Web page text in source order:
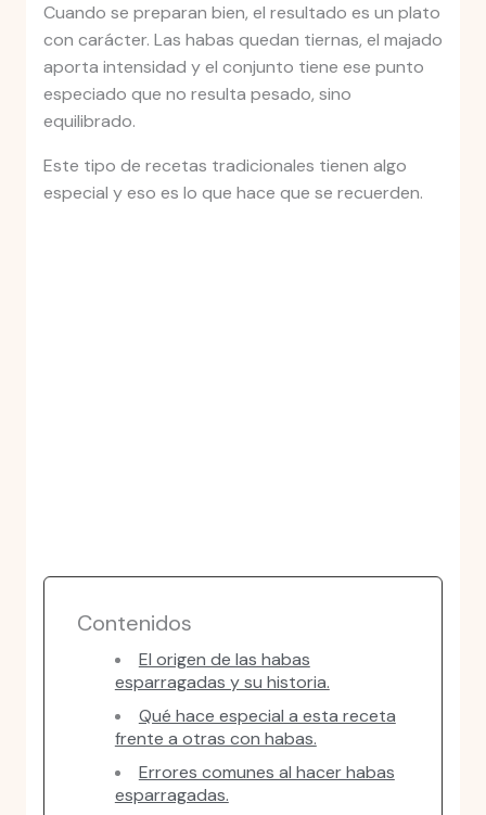
Cuando se preparan bien, el resultado es un plato
con carácter. Las habas quedan tiernas, el majado
aporta intensidad y el conjunto tiene ese punto
especiado que no resulta pesado, sino
equilibrado.
Este tipo de recetas tradicionales tienen algo
especial y eso es lo que hace que se recuerden.
Contenidos
El origen de las habas
esparragadas y su historia.
Qué hace especial a esta receta
frente a otras con habas.
Errores comunes al hacer habas
esparragadas.